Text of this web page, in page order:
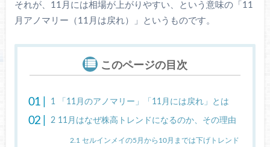
それが、11月には相場が上がりやすい、という意味の「11
月アノマリー（11月は戻れ）」というものです。
このページの目次
1 「11月のアノマリー」「11月には戻れ」とは
2 11月はなぜ株高トレンドになるのか、その理由
2.1 セルインメイの5月から10月までは下げトレンド